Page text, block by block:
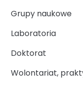
Grupy naukowe
Laboratoria
Doktorat
Wolontariat,